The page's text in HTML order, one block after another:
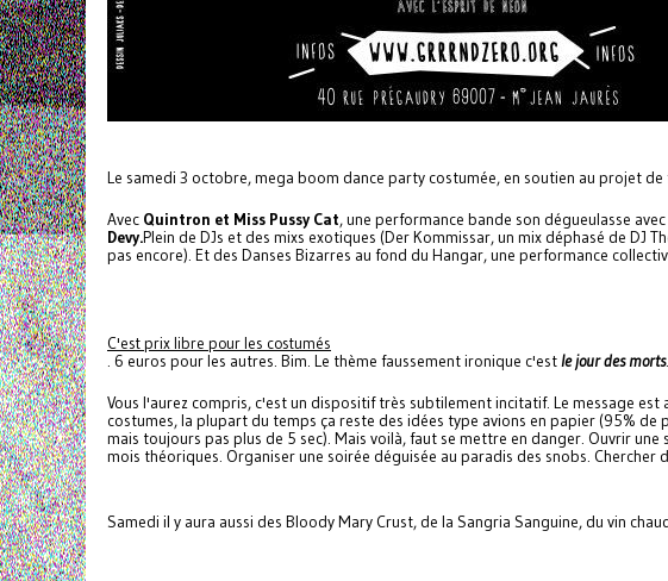
Le samedi 3 octobre, mega boom dance party costumée, en soutien au projet
Avec Quintron et Miss Pussy Cat, une performance bande son dégueulasse avec
Devy.Plein de DJs et des mixs exotiques (Der Kommissar, un mix déphasé de DJ
pas encore). Et des Danses Bizarres au fond du Hangar, une performance
C'est prix libre pour les costumés
. 6 euros pour les autres. Bim. Le thème faussement ironique c'estle jour des morts.
Vous l'aurez compris, c'est un dispositif très subtilement incitatif. Le message
costumes, la plupart du temps ça reste des idées type avions en papier (95%
mais toujours pas plus de 5 sec). Mais voilà, faut se mettre en danger. Ouvrir
mois théoriques. Organiser une soirée déguisée au paradis des snobs. Chercher
Samedi il y aura aussi des Bloody Mary Crust, de la Sangria Sanguine, du vin